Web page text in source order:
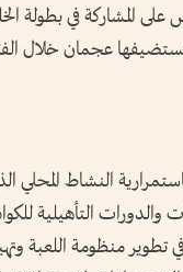
على المشاركة في بطولة
النشاط المحلي
والدورات التأهيلية
تطوير منظومة اللعبة